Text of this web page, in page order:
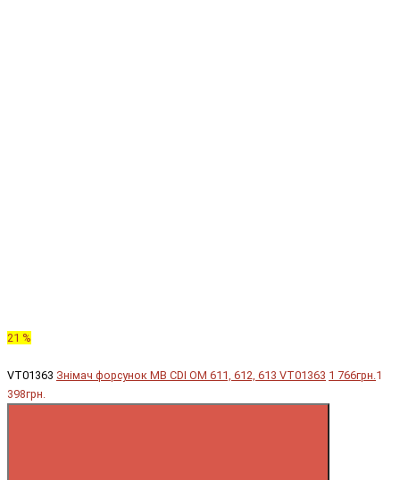
21 %
VT01363 Знімач форсунок MB CDI OM 611, 612, 613 VT01363 1 766грн.1
398грн.